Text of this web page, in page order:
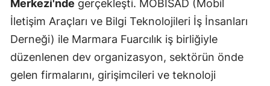
Merkezi'nde gerçekleşti. MOBİSAD (Mobil
İletişim Araçları ve Bilgi Teknolojileri İş İnsanları
Derneği) ile Marmara Fuarcılık iş birliğiyle
düzenlenen dev organizasyon, sektörün önde
gelen firmalarını, girişimcileri ve teknoloji